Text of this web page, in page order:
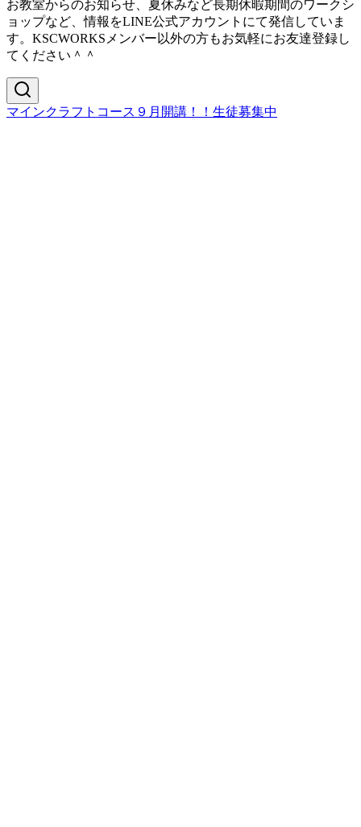
お教室からのお知らせ、夏休みなど長期休暇期間のワークシ
ョップなど、情報をLINE公式アカウントにて発信していま
す。KSCWORKSメンバー以外の方もお気軽にお友達登録し
てください＾＾
マインクラフトコース９月開講！！生徒募集中